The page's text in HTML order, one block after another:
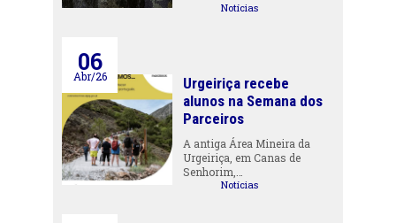
Notícias
06
Abr/26
Urgeiriça recebe
alunos na Semana dos
Parceiros
A antiga Área Mineira da
Urgeiriça, em Canas de
Senhorim,…
Notícias